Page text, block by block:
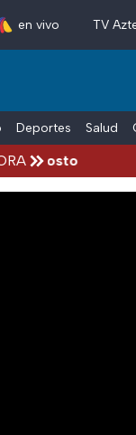
en vivo TV
Deportes Salud
agosto